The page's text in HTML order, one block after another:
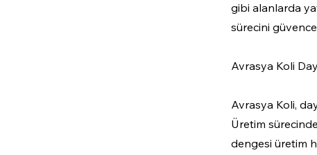
gibi alanlarda
sürecini güvence
Avrasya Koli
Avrasya Koli,
Üretim
dengesi üretim